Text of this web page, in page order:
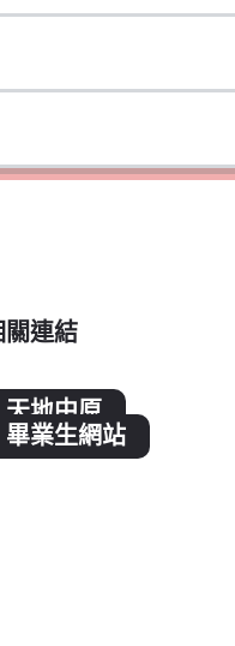
關連結
天地中原
畢業生網站